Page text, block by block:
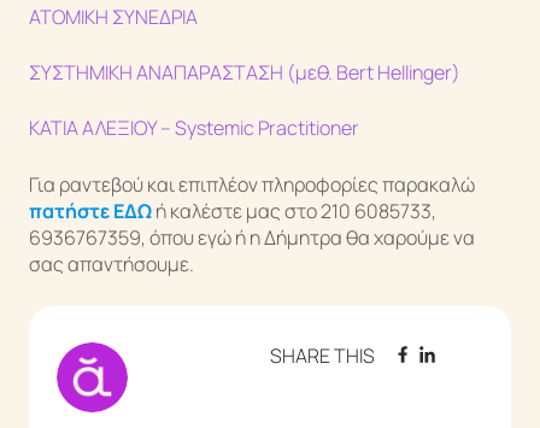
ΑΤΟΜΙΚΗ ΣΥΝΕΔΡΙΑ
ΣΥΣΤΗΜΙΚΗ ΑΝΑΠΑΡΑΣΤΑΣΗ (μεθ. Bert Hellinger)
ΚΑΤΙΑ ΑΛΕΞΙΟΥ – Systemic Practitioner
Για ραντεβού και επιπλέον πληροφορίες παρακαλώ
πατήστε ΕΔΩή καλέστε μας στο 210 6085733,
6936767359, όπου εγώ ή η Δήμητρα θα χαρούμε να
σας απαντήσουμε.
SHARE THIS